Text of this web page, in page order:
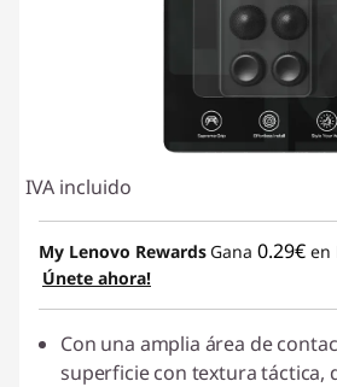
IVA incluido
My Lenovo Rewards Gana 0.29€ en
Únete ahora!
Con una amplia área de
superficie con textura táctica,